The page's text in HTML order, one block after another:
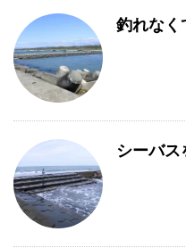
釣れなく
シーバス